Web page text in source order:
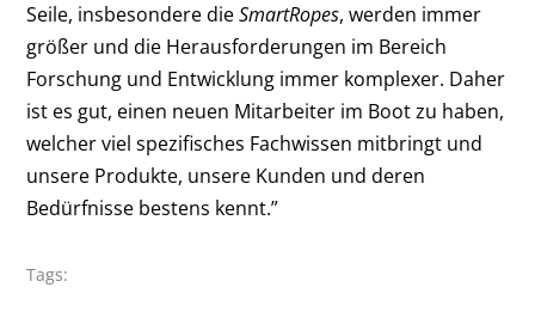
Seile, insbesondere dieSmartRopes, werden immer
größer und die Herausforderungen im Bereich
Forschung und Entwicklung immer komplexer. Daher
ist es gut, einen neuen Mitarbeiter im Boot zu haben,
welcher viel spezifisches Fachwissen mitbringt und
unsere Produkte, unsere Kunden und deren
Bedürfnisse bestens kennt.”
Tags: